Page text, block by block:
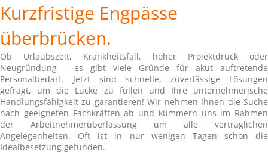
Kurzfristige Engpässe
überbrücken.
Ob Urlaubszeit, Krankheitsfall, hoher Projektdruck oder
Neugründung - es gibt viele Gründe für akut auftretende
Personalbedarf. Jetzt sind schnelle, zuverlässige Lösungen
gefragt, um die Lücke zu füllen und Ihre unternehmerische
Handlungsfähigkeit zu garantieren! Wir nehmen Ihnen die Suche
nach geeigneten Fachkräften ab und kümmern uns im Rahmen
der Arbeitnehmerüberlassung um alle vertraglichen
Angelegenheiten. Oft ist in nur wenigen Tagen schon die
Idealbesetzung gefunden.